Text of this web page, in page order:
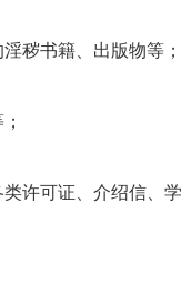
秽书籍、出版物等；
许可证、介绍信、